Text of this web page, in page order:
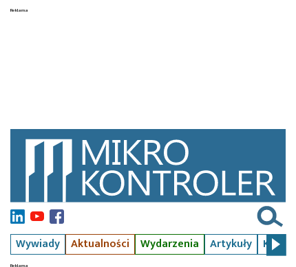
Wywiady Aktualności Wydarzenia Artykuły Kursy